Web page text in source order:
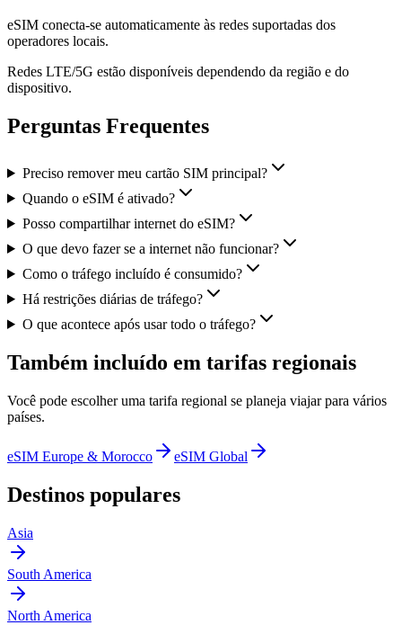
eSIM conecta-se automaticamente às redes suportadas dos
operadores locais.
Redes LTE/5G estão disponíveis dependendo da região e do
dispositivo.
Perguntas Frequentes
Preciso remover meu cartão SIM principal?
Quando o eSIM é ativado?
Posso compartilhar internet do eSIM?
O que devo fazer se a internet não funcionar?
Como o tráfego incluído é consumido?
Há restrições diárias de tráfego?
O que acontece após usar todo o tráfego?
Também incluído em tarifas regionais
Você pode escolher uma tarifa regional se planeja viajar para vários
países.
eSIM Europe & Morocco eSIM Global
Destinos populares
Asia
South America
North America